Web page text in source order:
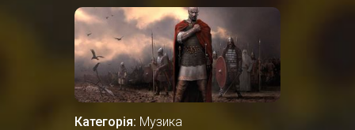
Категорія: Музика